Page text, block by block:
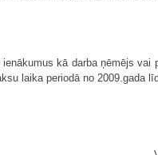
kā darba ņēmējs vai
laika periodā no 2009.gada